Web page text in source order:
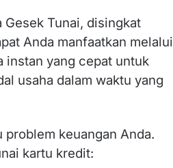
Gesek Tunai, disingkat
Anda manfaatkan melalui
instan yang cepat untuk
usaha dalam waktu yang
keuangan Anda.
kartu kredit: